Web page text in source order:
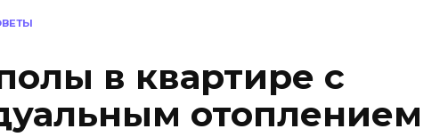
в квартире с
отоплением